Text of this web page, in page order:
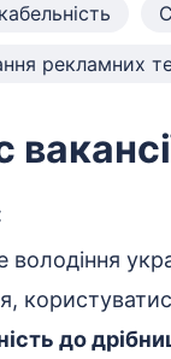
рекламних
володіння
до